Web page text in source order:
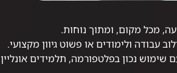
מכל מקום, ומתוך נוחות.
עבודה ולימודים או פשוט גיוון מקצועי.
— עם שימוש נכון בפלטפורמה, תלמידים אונליין